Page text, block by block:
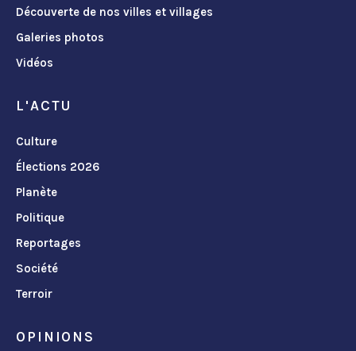
Découverte de nos villes et villages
Galeries photos
Vidéos
L'ACTU
Culture
Élections 2026
Planète
Politique
Reportages
Société
Terroir
OPINIONS